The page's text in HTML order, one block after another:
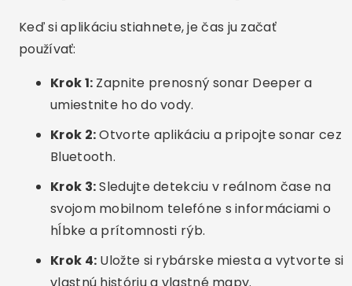
hĺbke a prítomnosti rýb.
vlastnú históriu a vlastné mapy.
Preskúmajte interaktívne mapy, ktoré
je možné používať aj offline.
Hlavné výhody Fish Deeperu
Medzi silné stránky aplikácie patria:
Detekcia v reálnom čase